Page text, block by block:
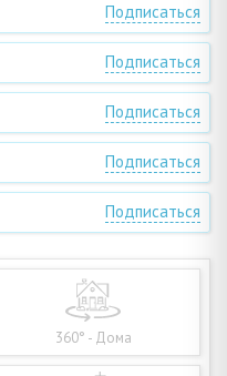
Подписаться
Подписаться
Подписаться
Подписаться
Подписаться
360° - Дома